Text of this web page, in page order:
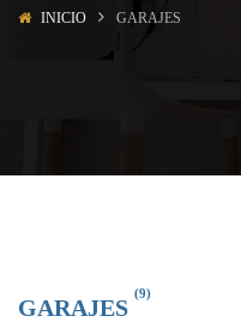
INICIO GARAJES
GARAJES
(9)